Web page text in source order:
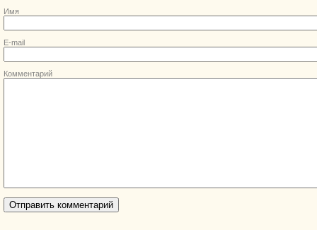
Имя
E-mail
Комментарий